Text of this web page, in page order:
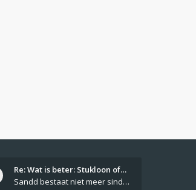
Re: Wat is beter: Stukloon of…
Sandd bestaat niet meer sinds 1 feb 2019.